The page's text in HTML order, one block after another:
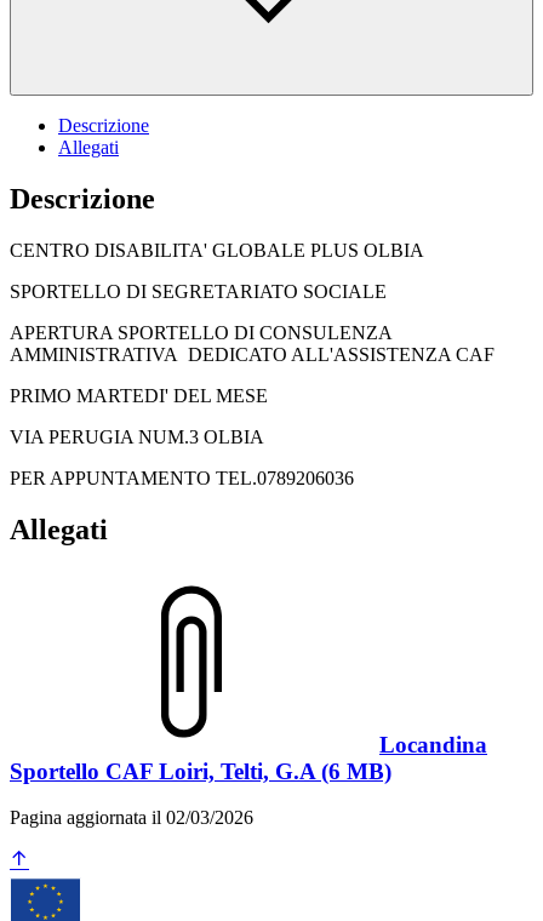
Descrizione
Allegati
Descrizione
CENTRO DISABILITA' GLOBALE PLUS OLBIA
SPORTELLO DI SEGRETARIATO SOCIALE
APERTURA SPORTELLO DI CONSULENZA
AMMINISTRATIVA DEDICATO ALL'ASSISTENZA CAF
PRIMO MARTEDI' DEL MESE
VIA PERUGIA NUM.3 OLBIA
PER APPUNTAMENTO TEL.0789206036
Allegati
Locandina
Sportello CAF Loiri, Telti, G.A (6 MB)
Pagina aggiornata il 02/03/2026